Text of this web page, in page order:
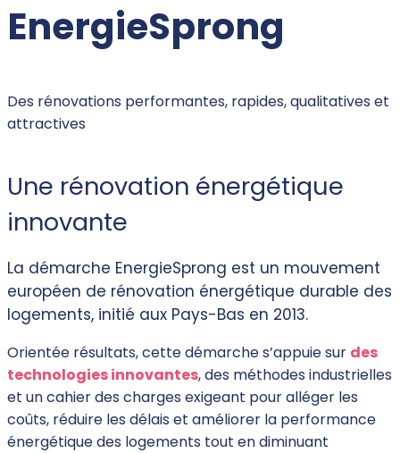
EnergieSprong
Des rénovations performantes, rapides, qualitatives et
attractives
Une rénovation énergétique
innovante
La démarche EnergieSprong est un mouvement
européen de rénovation énergétique durable des
logements, initié aux Pays-Bas en 2013.
Orientée résultats, cette démarche s’appuie sur des
technologies innovantes, des méthodes industrielles
et un cahier des charges exigeant pour alléger les
coûts, réduire les délais et améliorer la performance
énergétique des logements tout en diminuant